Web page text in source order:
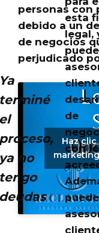
personas con
debido a un
de negocios
perjudicado
no
esta
legal,
puede
de
con
puede
Haz